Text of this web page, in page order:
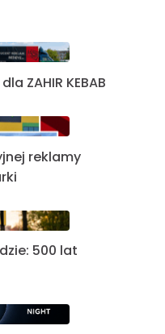
ZAHIR KEBAB
reklamy
500 lat